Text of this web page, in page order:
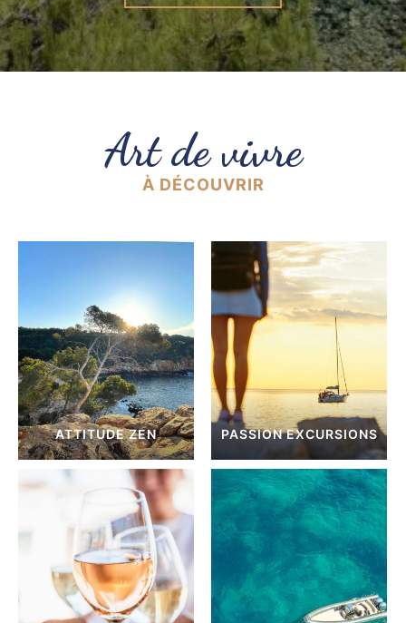
Art de vivre
À DÉCOUVRIR
ATTITUDE ZEN PASSION EXCURSIONS